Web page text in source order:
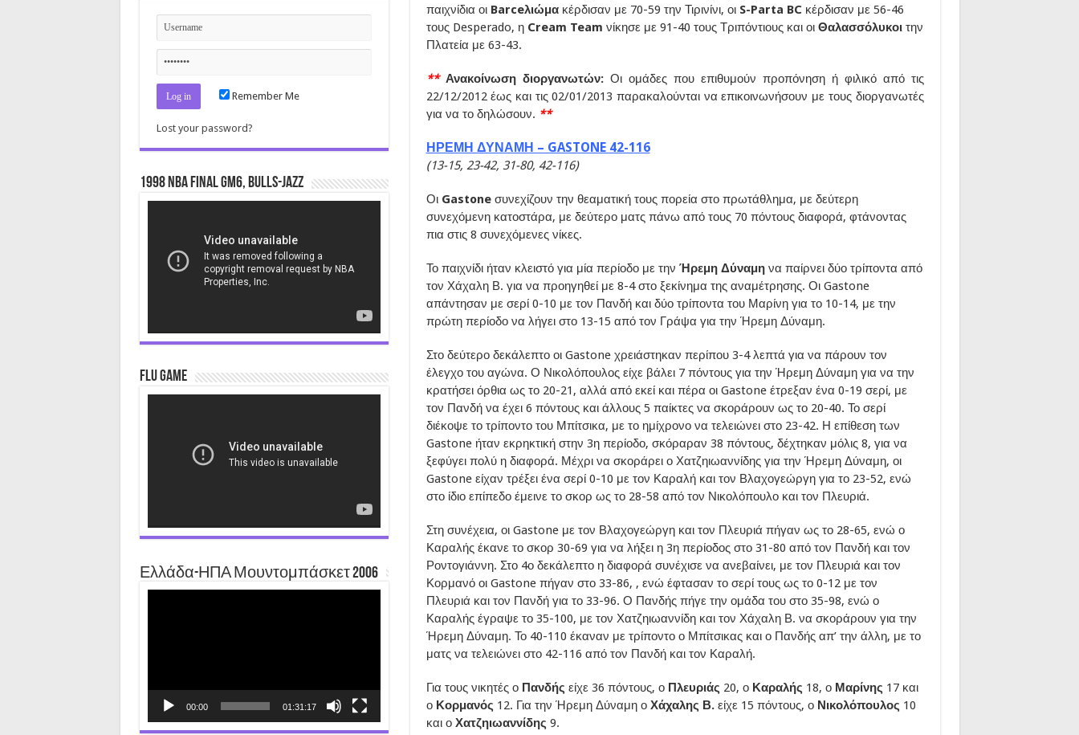
παιχνίδια οι Barceλιώμα κέρδισαν με 70-59 την Τιρινίνι, οι S-Parta BCκέρδισαν με 56-46
τους Desperado, η Cream Team νίκησε με 91-40 τους Τριπόντιους και οι Θαλασσόλυκοι την
Πλατεία με 63-43.
** Ανακοίνωση διοργανωτών:Οι ομάδες που επιθυμούν προπόνηση ή φιλικό από τις
22/12/2012 έως και τις 02/01/2013 παρακαλούνται να επικοινωνήσουν με τους διοργανωτές
για να το δηλώσουν. **
ΗΡΕΜΗ ΔΥΝΑΜΗ – GASTONE 42-116
(13-15, 23-42, 31-80, 42-116)
Οι Gastone συνεχίζουν την θεαματική τους πορεία στο πρωτάθλημα, με δεύτερη
συνεχόμενη κατοστάρα, με δεύτερο ματς πάνω από τους 70 πόντους διαφορά, φτάνοντας
πια στις 8 συνεχόμενες νίκες.
Το παιχνίδι ήταν κλειστό για μία περίοδο με την Ήρεμη Δύναμηνα παίρνει δύο τρίποντα από
τον Χάχαλη Β. για να προηγηθεί με 8-4 στο ξεκίνημα της αναμέτρησης. Οι Gastone
απάντησαν με σερί 0-10 με τον Πανδή και δύο τρίποντα του Μαρίνη για το 10-14, με την
πρώτη περίοδο να λήγει στο 13-15 από τον Γράψα για την Ήρεμη Δύναμη.
Στο δεύτερο δεκάλεπτο οι Gastone χρειάστηκαν περίπου 3-4 λεπτά για να πάρουν τον
έλεγχο του αγώνα. Ο Νικολόπουλος είχε βάλει 7 πόντους για την Ήρεμη Δύναμη για να την
κρατήσει όρθια ως το 20-21, αλλά από εκεί και πέρα οι Gastone έτρεξαν ένα 0-19 σερί, με
τον Πανδή να έχει 6 πόντους και άλλους 5 παίκτες να σκοράρουν ως το 20-40. Το σερί
διέκοψε το τρίποντο του Μπίτσικα, με το ημίχρονο να τελειώνει στο 23-42. Η επίθεση των
Gastone ήταν εκρηκτική στην 3η περίοδο, σκόραραν 38 πόντους, δέχτηκαν μόλις 8, για να
ξεφύγει πολύ η διαφορά. Μέχρι να σκοράρει ο Χατζηιωαννίδης για την Ήρεμη Δύναμη, οι
Gastone είχαν τρέξει ένα σερί 0-10 με τον Καραλή και τον Βλαχογεώργη για το 23-52, ενώ
στο ίδιο επίπεδο έμεινε το σκορ ως το 28-58 από τον Νικολόπουλο και τον Πλευριά.
Στη συνέχεια, οι Gastone με τον Βλαχογεώργη και τον Πλευριά πήγαν ως το 28-65, ενώ ο
Καραλής έκανε το σκορ 30-69 για να λήξει η 3η περίοδος στο 31-80 από τον Πανδή και τον
Ροντογιάννη. Στο 4ο δεκάλεπτο η διαφορά συνέχισε να ανεβαίνει, με τον Πλευριά και τον
Κορμανό οι Gastone πήγαν στο 33-86, , ενώ έφτασαν το σερί τους ως το 0-12 με τον
Πλευριά και τον Πανδή για το 33-96. Ο Πανδής πήγε την ομάδα του στο 35-98, ενώ ο
Καραλής έγραψε το 35-100, με τον Χατζηιωαννίδη και τον Χάχαλη Β. να σκοράρουν για την
Ήρεμη Δύναμη. Το 40-110 έκαναν με τρίποντο ο Μπίτσικας και ο Πανδής απ’ την άλλη, με το
ματς να τελειώνει στο 42-116 από τον Πανδή και τον Καραλή.
Για τους νικητές ο Πανδής είχε 36 πόντους, ο Πλευριάς 20, ο Καραλής 18, ο Μαρίνης 17 και
ο Κορμανός 12. Για την Ήρεμη Δύναμη ο Χάχαλης Β.είχε 15 πόντους, ο Νικολόπουλος 10
και ο Χατζηιωαννίδης 9.
Remember Me
Lost your password?
1998 NBA Final gm6, Bulls-Jazz
Flu Game
Ελλάδα-ΗΠΑ Μουντομπάσκετ 2006
00:00 01:31:17